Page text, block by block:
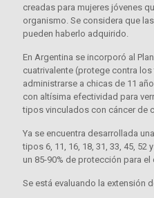
creadas para mujeres jóvenes
organismo. Se considera que
pueden haberlo adquirido.
En Argentina se incorporó al
cuatrivalente (protege contra
administrarse a chicas de 11
con altísima efectividad para
tipos vinculados con cáncer de
Ya se encuentra desarrollada
tipos 6, 11, 16, 18, 31, 33, 45, 52
un 85-90% de protección para el
Se está evaluando la extensión